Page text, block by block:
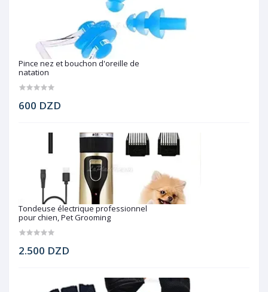
Pince nez et bouchon d'oreille de
natation
600 DZD
Tondeuse électrique professionnel
pour chien, Pet Grooming
2.500 DZD